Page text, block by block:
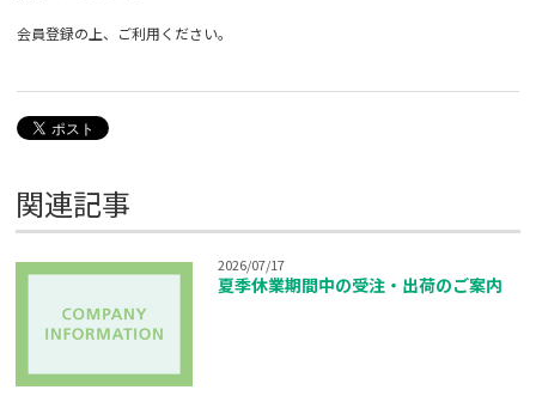
会員登録の上、ご利用ください。
関連記事
2026/07/17
夏季休業期間中の受注・出荷のご案内